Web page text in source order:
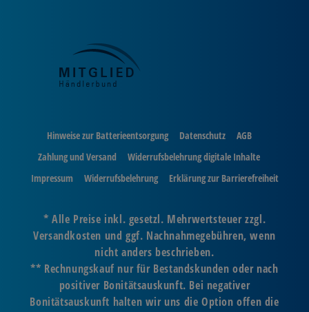
Hinweise zur Batterieentsorgung Datenschutz
AGB
Zahlung und Versand
Widerrufsbelehrung digitale Inhalte
Impressum
Widerrufsbelehrung Erklärung zur Barrierefreiheit
* Alle Preise inkl. gesetzl. Mehrwertsteuer zzgl.
Versandkosten und ggf. Nachnahmegebühren, wenn
nicht anders beschrieben.
** Rechnungskauf nur für Bestandskunden oder nach
positiver Bonitätsauskunft. Bei negativer
Bonitätsauskunft halten wir uns die Option offen die